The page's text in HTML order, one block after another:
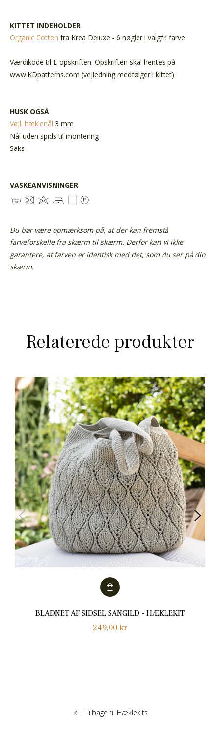
KITTET INDEHOLDER
Organic Cotton fra Krea Deluxe - 6 nøgler i valgfri farve
Værdikode til E-opskriften. Opskriften skal hentes på
www.KDpatterns.com (vejledning medfølger i kittet).
HUSK OGSÅ
Vejl. hæklenål 3 mm
Nål uden spids til montering
Saks
VASKEANVISNINGER
Du bør være opmærksom på, at der kan fremstå
farveforskelle fra skærm til skærm. Derfor kan vi ikke
garantere, at farven er identisk med det, som du ser på din
skærm.
Relaterede produkter
BLADNET AF SIDSEL SANGILD - HÆKLEKIT
Normalpris
249,00 kr
Tilbage til Hæklekits